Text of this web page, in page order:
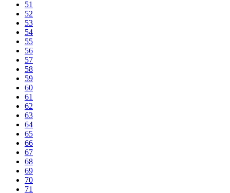
51
52
53
54
55
56
57
58
59
60
61
62
63
64
65
66
67
68
69
70
71